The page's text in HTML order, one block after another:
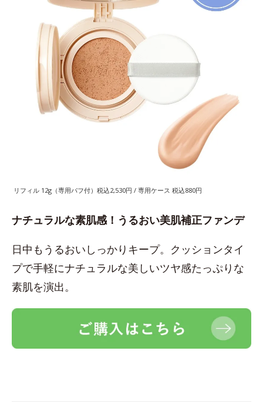
リフィル 12g（専用パフ付）税込2,530円 / 専用ケース 税込880円
ナチュラルな素肌感！うるおい美肌補正ファンデ
日中もうるおいしっかりキープ。クッションタイ
プで手軽にナチュラルな美しいツヤ感たっぷりな
素肌を演出。